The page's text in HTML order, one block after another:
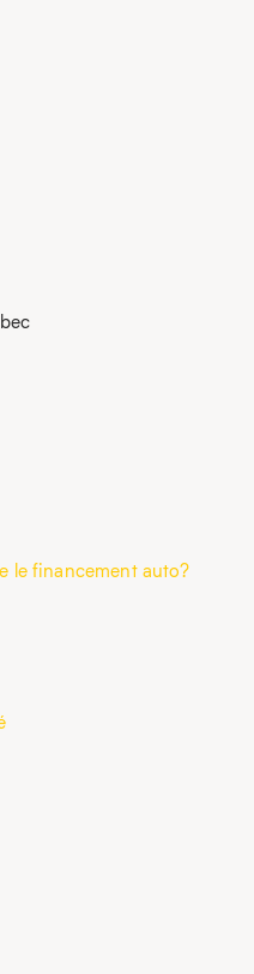
le financement auto?